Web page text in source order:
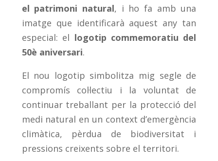
el patrimoni natural, i ho fa amb una
imatge que identificarà aquest any tan
especial: el logotip commemoratiu del
50è aniversari.
El nou logotip simbolitza mig segle de
compromís col·lectiu i la voluntat de
continuar treballant per la protecció del
medi natural en un context d’emergència
climàtica, pèrdua de biodiversitat i
pressions creixents sobre el territori.